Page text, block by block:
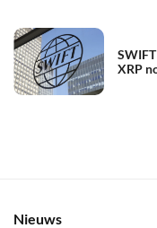
XRP
Nieuws